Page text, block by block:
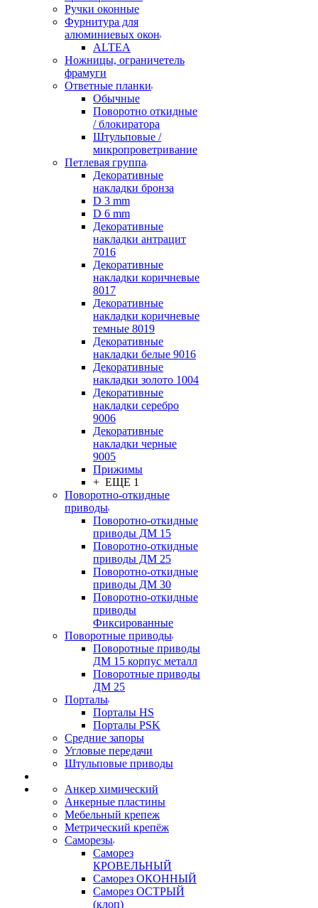
Ручки оконные
Фурнитура для
алюминиевых окон
ALTEA
Ножницы, ограничетель
фрамуги
Ответные планки
Обычные
Поворотно откидные
/ блокиратора
Штульповые /
микропроветривание
Петлевая группа
Декоративные
накладки бронза
D 3 mm
D 6 mm
Декоративные
накладки антрацит
7016
Декоративные
накладки коричневые
8017
Декоративные
накладки коричневые
темные 8019
Декоративные
накладки белые 9016
Декоративные
накладки золото 1004
Декоративные
накладки серебро
9006
Декоративные
накладки черные
9005
Прижимы
+ ЕЩЕ 1
Поворотно-откидные
приводы
Поворотно-откидные
приводы ДМ 15
Поворотно-откидные
приводы ДМ 25
Поворотно-откидные
приводы ДМ 30
Поворотно-откидные
приводы
Фиксированные
Поворотные приводы
Поворотные приводы
ДМ 15 корпус металл
Поворотные приводы
ДМ 25
Порталы
Порталы HS
Порталы PSK
Средние запоры
Угловые передачи
Штульповые приводы
Анкер химический
Анкерные пластины
Мебельный крепеж
Метрический крепёж
Саморезы
Саморез
КРОВЕЛЬНЫЙ
Саморез ОКОННЫЙ
Саморез ОСТРЫЙ
(клоп)